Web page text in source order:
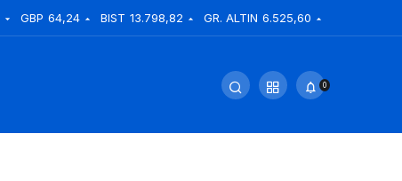
GBP 64,24 BIST 13.798,82 GR. ALTIN 6.525,60
0